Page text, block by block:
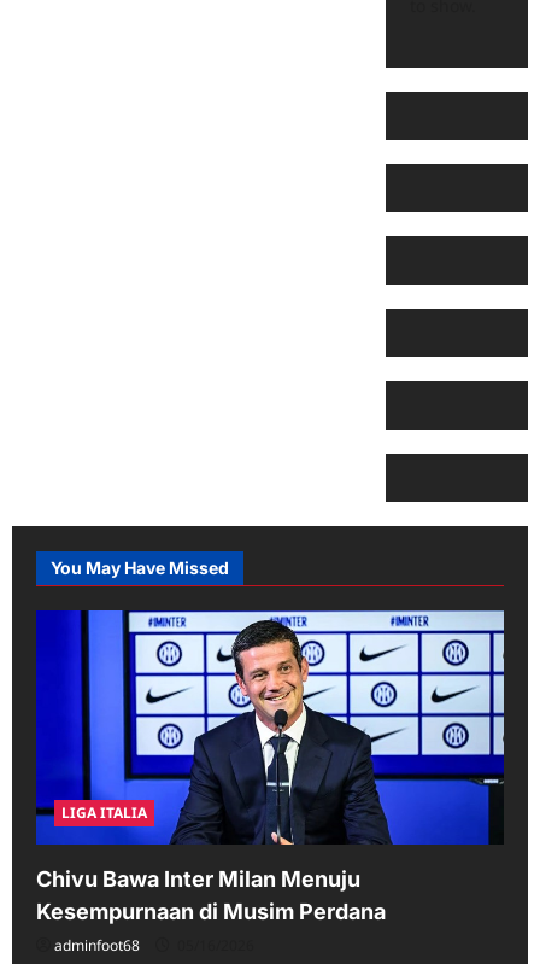
You May Have Missed
LIGA ITALIA
Chivu Bawa Inter Milan Menuju
Kesempurnaan di Musim Perdana
adminfoot68